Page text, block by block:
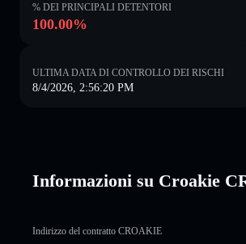
% DEI PRINCIPALI DETENTORI
100.00%
ULTIMA DATA DI CONTROLLO DEI RISCHI
8/4/2026, 2:56:20 PM
Informazioni su Croakie
Indirizzo del contratto CROAKIE